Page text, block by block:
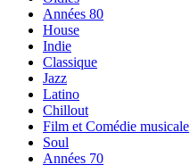
Années 80
House
Indie
Classique
Jazz
Latino
Chillout
Film et Comédie musicale
Soul
Années 70